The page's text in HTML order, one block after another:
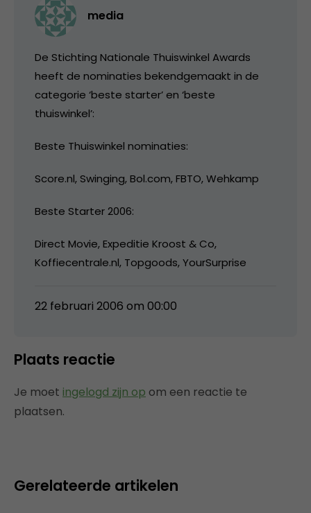
media
De Stichting Nationale Thuiswinkel Awards
heeft de nominaties bekendgemaakt in de
categorie ‘beste starter’ en ‘beste
thuiswinkel’:
Beste Thuiswinkel nominaties:
Score.nl, Swinging, Bol.com, FBTO, Wehkamp
Beste Starter 2006:
Direct Movie, Expeditie Kroost & Co,
Koffiecentrale.nl, Topgoods, YourSurprise
22 februari 2006 om 00:00
Plaats reactie
Je moet ingelogd zijn op om een reactie te
plaatsen.
Gerelateerde artikelen